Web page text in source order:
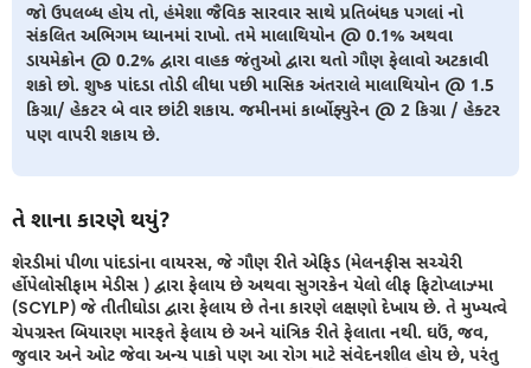
જો ઉપલબ્ધ હોય તો, હંમેશા જૈવિક સારવાર સાથે પ્રતિબંધક પગલાં નો
સંકલિત અભિગમ ધ્યાનમાં રાખો. તમે માલાથિયોન @ 0.1% અથવા
ડાયમેક્રોન @ 0.2% દ્વારા વાહક જંતુઓ દ્વારા થતો ગૌણ ફેલાવો અટકાવી
શકો છો. શુષ્ક પાંદડા તોડી લીધા પછી માસિક અંતરાલે માલાથિયોન @ 1.5
કિગ્રા/ હેકટર બે વાર છાંટી શકાય. જમીનમાં કાર્બોફ્યુરેન @ 2 કિગ્રા / હેક્ટર
પણ વાપરી શકાય છે.
તે શાના કારણે થયું?
શેરડીમાં પીળા પાંદડાંના વાયરસ, જે ગૌણ રીતે એફિડ (મેલનફીસ સચ્ચેરી
ર્હોપેલોસીફામ મેડીસ ) દ્વારા ફેલાય છે અથવા સુગરકેન યેલો લીફ ફિટોપ્લાઝ્મા
(SCYLP) જે તીતીઘોડા દ્વારા ફેલાય છે તેના કારણે લક્ષણો દેખાય છે. તે મુખ્યત્વે
ચેપગ્રસ્ત બિયારણ મારફતે ફેલાય છે અને યાંત્રિક રીતે ફેલાતા નથી. ઘઉં, જવ,
જુવાર અને ઓટ જેવા અન્ય પાકો પણ આ રોગ માટે સંવેદનશીલ હોય છે, પરંતુ